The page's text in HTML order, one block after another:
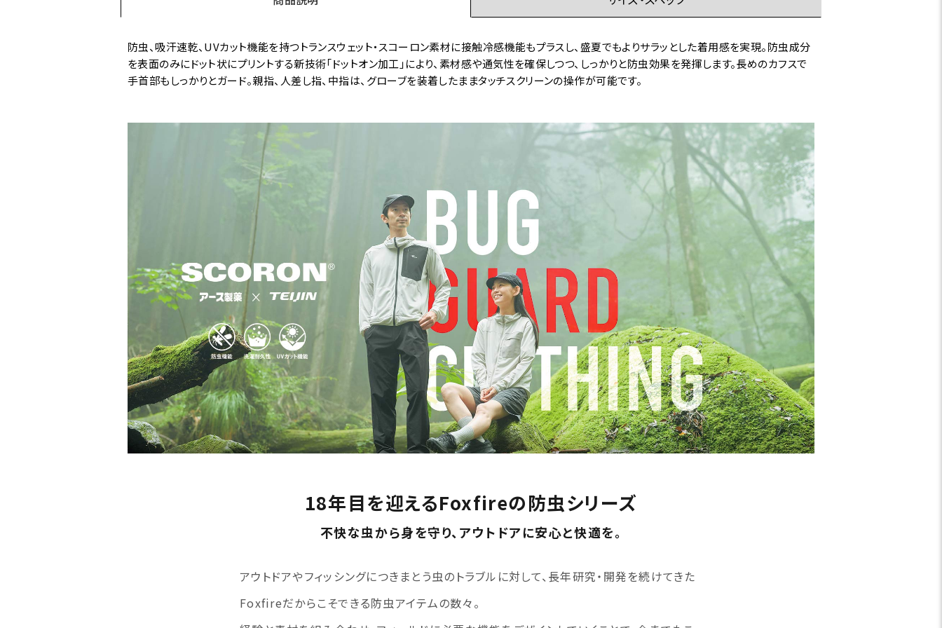
防虫、吸汗速乾、UVカット機能を持つトランスウェット・スコーロン素材に接触冷感機能もプラスし、盛夏でもよりサラッとした着用感を実現。防虫成分
を表面のみにドット状にプリントする新技術「ドットオン加工」により、素材感や通気性を確保しつつ、しっかりと防虫効果を発揮します。長めのカフスで
手首部もしっかりとガード。親指、人差し指、中指は、グローブを装着したままタッチスクリーンの操作が可能です。
18年目を迎えるFoxfireの防虫シリーズ
不快な虫から身を守り、アウトドアに安心と快適を。
アウトドアやフィッシングにつきまとう虫のトラブルに対して、長年研究・開発を続けてきた
Foxfireだからこそできる防虫アイテムの数々。